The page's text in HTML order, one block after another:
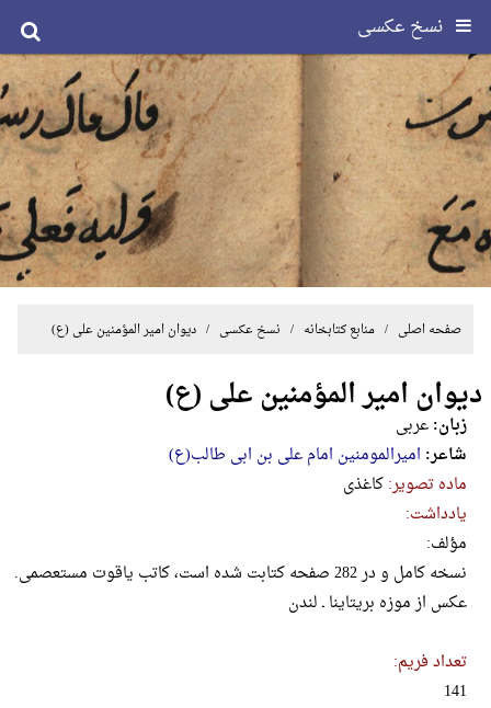
نسخ عکسی
صفحه اصلی / منابع کتابخانه / نسخ عکسی / دیوان امیر المؤمنین علی (ع)
دیوان امیر المؤمنین علی (ع)
زبان:عربی
شاعر: امیرالمومنین امام علی بن ابی طالب(ع)
ماده تصویر:کاغذی
یادداشت:
مؤلف:
نسخه کامل و در 282 صفحه کتابت شده است، کاتب یاقوت مستعصمی.
عکس از موزه بریتاینا ـ لندن
تعداد فریم:
141